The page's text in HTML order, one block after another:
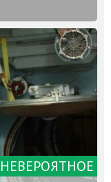
НЕВЕРОЯТНОЕ